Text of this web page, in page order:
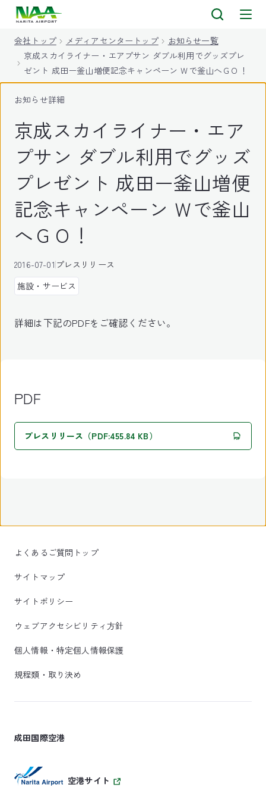
会社トップ メディアセンタートップ
お知らせ一覧
京成スカイライナー・エアプサン ダブル利用でグッズプレ
ゼント 成田ー釜山増便記念キャンペーン Ｗで釜山へＧＯ！
お知らせ詳細
京成スカイライナー・エア
プサン ダブル利用でグッズ
プレゼント 成田ー釜山増便
記念キャンペーン Ｗで釜山
へＧＯ！
2016-07-01プレスリリース
施設・サービス
詳細は下記のPDFをご確認ください。
PDF
プレスリリース（PDF:455.84 KB）
よくあるご質問トップ
サイトマップ
サイトポリシー
ウェブアクセシビリティ方針
個人情報・特定個人情報保護
規程類・取り決め
成田国際空港
空港サイト